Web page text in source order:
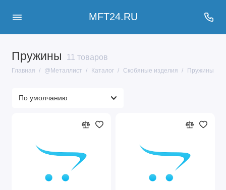
MFT24.RU
Пружины 11 товаров
Главная @Металлист Каталог Скобяные изделия Пружины